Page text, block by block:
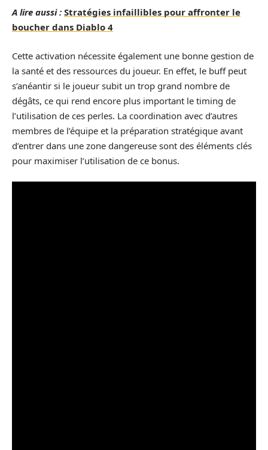
A lire aussi : Stratégies infaillibles pour affronter le
boucher dans Diablo 4
Cette activation nécessite également une bonne gestion de
la santé et des ressources du joueur. En effet, le buff peut
s’anéantir si le joueur subit un trop grand nombre de
dégâts, ce qui rend encore plus important le timing de
l’utilisation de ces perles. La coordination avec d’autres
membres de l’équipe et la préparation stratégique avant
d’entrer dans une zone dangereuse sont des éléments clés
pour maximiser l’utilisation de ce bonus.